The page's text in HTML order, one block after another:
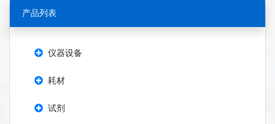
产品列表
仪器设备
耗材
试剂